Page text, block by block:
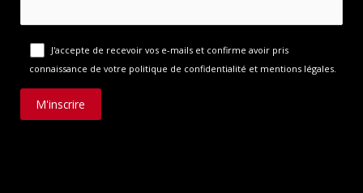
J'accepte de recevoir vos e-mails et confirme avoir pris
connaissance de votre politique de confidentialité et mentions légales.